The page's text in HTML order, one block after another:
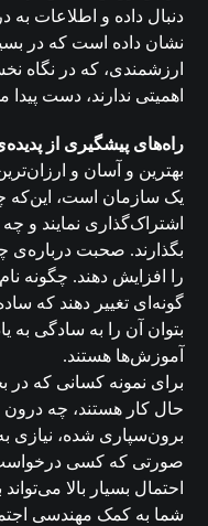
دنبال داده و اطلاعات
نشان داده است که در
ارزشمندی، که در نگاه
اهمیتی ندارند، دست پیدا
راه‌های پیشگیری از
بهترین و آسان‌ و
یک سازمان است، این‌که
اشتراک‌گذاری نمایند و
بگذارند. صحبت
را افزایش دهند. چگونه
گونه‌ای تغییر دهند که
بتوان آن را به سادگی به
آموزش‌ها هستند.
برای نمونه کسانی که
حال کار هستند، چه
برون‌سپاری شده، نیازی
صورتی که کسی درخواست
احتمال بسیار بالا
شما به کمک مهندسی